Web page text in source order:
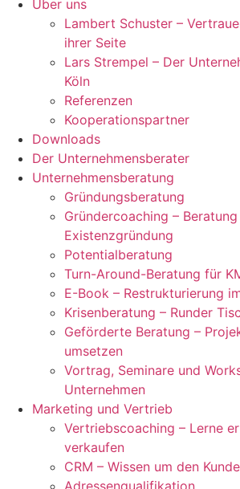
Über uns
Lambert Schuster –
ihrer Seite
Lars Strempel – Der
Köln
Referenzen
Kooperationspartner
Downloads
Der Unternehmensberater
Unternehmensberatung
Gründungsberatung
Gründercoaching –
Existenzgründung
Potentialberatung
Turn-Around-Beratung für
E-Book – Restrukturierung
Krisenberatung – Runder
Geförderte Beratung –
umsetzen
Vortrag, Seminare und
Unternehmen
Marketing und Vertrieb
Vertriebscoaching – Lerne
verkaufen
CRM – Wissen um den
Adressenqualifikation